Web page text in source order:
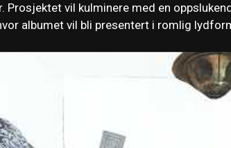
Prosjektet vil kulminere med en
albumet vil bli presentert i romlig